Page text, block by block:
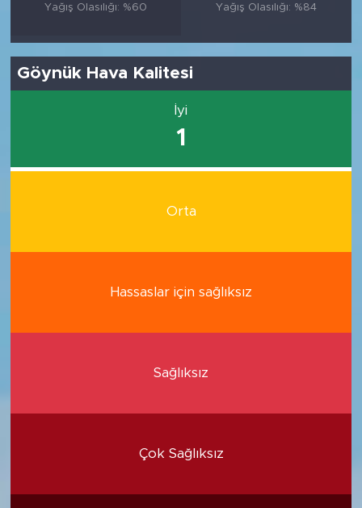
Yağış Olasılığı: %60
Yağış Olasılığı: %84
Göynük Hava Kalitesi
İyi
1
Orta
Hassaslar için sağlıksız
Sağlıksız
Çok Sağlıksız